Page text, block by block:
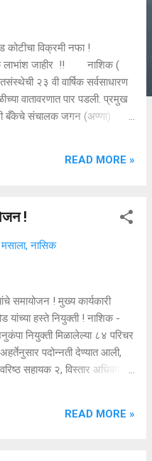
कोटीचा विक्रमी नफा !
लाभांश जाहीर !! नाशिक (
२३ वी वार्षिक सर्वसाधारण
वातावरणात पार पडली. प्रमुख
बँकेचे संचालक जगन (अण्णा)
रुपयांचा नफा झाला असल्याचे
निर्मिती पतसंस्था ही बांधकाम
संस्थेच्या संचालकांनी योग्य
प्रगतीपथावर नेला
कामकाज हे कौतुकास्पद असल्याचे
यांनी मनोगतात संस्थेची
सांगितले व निर्मिती
आभार मानले. ...
READ MORE »
!
नासिक
समायोजन ! मुख्य कार्यकारी
यांच्या हस्ते नियुक्ती ! नाशिक -
नियुक्ती मिळालेल्या ८४ परिचर
पदोन्नती देण्यात आली,
सहायक २, विस्तार अधिकारी
अर्हतेनुसार मुख्य कार्यकारी अधिकारी
READ MORE »